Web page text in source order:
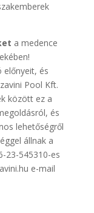
a medence
előnyeit, és
Pool Kft.
között ez a
és
lehetőségről
állnak a
23-545310-es
e-mail